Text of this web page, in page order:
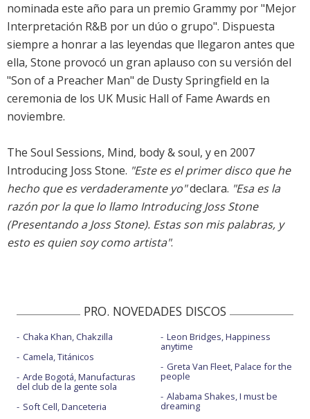
nominada este año para un premio Grammy por "Mejor
Interpretación R&B por un dúo o grupo". Dispuesta
siempre a honrar a las leyendas que llegaron antes que
ella, Stone provocó un gran aplauso con su versión del
"Son of a Preacher Man" de Dusty Springfield en la
ceremonia de los UK Music Hall of Fame Awards en
noviembre.
The Soul Sessions, Mind, body & soul, y en 2007
Introducing Joss Stone. "Este es el primer disco que he
hecho que es verdaderamente yo"declara. "Esa es la
razón por la que lo llamo Introducing Joss Stone
(Presentando a Joss Stone). Estas son mis palabras, y
esto es quien soy como artista".
PRO. NOVEDADES DISCOS
Chaka Khan, Chakzilla
Camela, Titánicos
Arde Bogotá, Manufacturas
del club de la gente sola
Soft Cell, Danceteria
Leon Bridges, Happiness
anytime
Greta Van Fleet, Palace for the
people
Alabama Shakes, I must be
dreaming